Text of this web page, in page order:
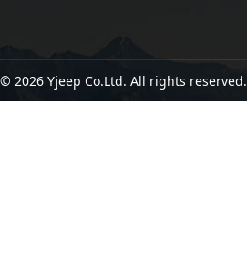
© 2026 Yjeep Co.Ltd. All rights reserved.